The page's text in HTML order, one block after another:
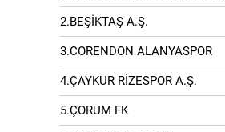
2.BEŞİKTAŞ A.Ş.
3.CORENDON ALANYASPOR
4.ÇAYKUR RİZESPOR A.Ş.
5.ÇORUM FK